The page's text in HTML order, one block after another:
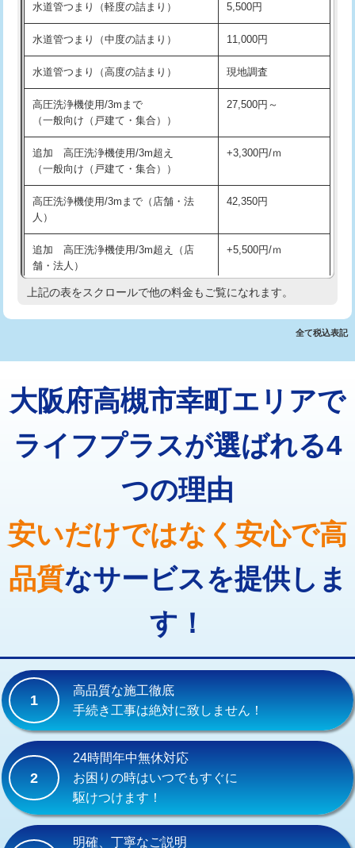
洗面台設置 38,500円
化粧台設置 22,000円
追加人工 16,500円
廃棄・処分 現場見積
※給水管工事は20mmまでの価格です。
交換・取付(排水栓・排水トラップ
22,000円+材料費
持込商品取付（混合水栓）
持込商品取付（浄水器・分岐水栓） 16,500円
業）
排水管工事（追加 排水管工事/3ｍ超
え）
マス交換（土の掘削・埋め戻し作業） 11,000円~
マス交換（深さ50㎝以上） 66,000円
コンクリート斫り（厚さ10㎝超え） 38,500円
モルタル補修（厚さ10㎝まで） 27,500円
38,500円
追加人工 16,500円
廃棄・処分 現場見積
水道管つまり（軽度の詰まり） 5,500円
水道管つまり（中度の詰まり） 11,000円
水道管つまり（高度の詰まり） 現地調査
高圧洗浄機使用/3mまで
（一般向け（戸建て・集合））
27,500円～
追加 高圧洗浄機使用/3m超え
（一般向け（戸建て・集合））
+3,300円/ｍ
高圧洗浄機使用/3mまで（店舗・法
人）
42,350円
追加 高圧洗浄機使用/3m超え（店
舗・法人）
+5,500円/ｍ
高度高圧洗浄換 現地調査
トーラー機使用/3mまで 33,000円
追加トーラー機使用/3m超え +3,300円
33,000円
桝清掃 8,800円
止水・漏水調査・防水処理・清掃・修
11,000円
止水・漏水調査・防水処理・清掃・修
22,000円
止水・漏水調査・防水処理・清掃・修
33,000円
交換・取付（タンク） 22,000円+材料費
交換・取付(単水栓（壁付・デッキ
式）)
13,200円+材料費
交換・取付(混合水栓（壁付・デッキ
式・ワンホール）)
交換・取付(排水栓・排水トラップ
（P/S/ポップアップ））
上記の表をスクロールで他の料金もご覧になれます。
全て税込表記
大阪府高槻市幸町エリアで
ライフプラスが選ばれる4
つの理由
安いだけではなく安心で高
品質なサービスを提供しま
す！
1
高品質な施工徹底
手続き工事は絶対に致しません！
2
24時間年中無休対応
お困りの時はいつでもすぐに
駆けつけます！
明確、丁寧なご説明